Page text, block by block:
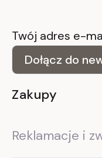
Twój adres e-
Dołącz do
Linki w
Zakupy
Reklamacje i